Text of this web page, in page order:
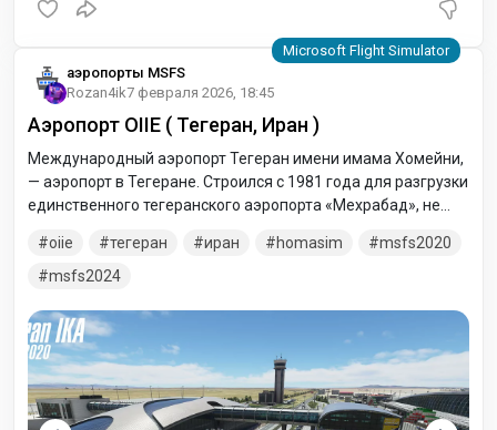
аэропорты MSFS
Rozan4ik7 февраля 2026, 18:45
Аэропорт OIIE ( Тегеран, Иран )
Международный аэропорт Тегеран имени имама Хомейни,
— аэропорт в Тегеране. Строился с 1981 года для разгрузки
единственного тегеранского аэропорта «Мехрабад», не
в честь Рухоллы Мусави Хомейни.
oiie тегеран иран homasim
msfs2020
msfs2024